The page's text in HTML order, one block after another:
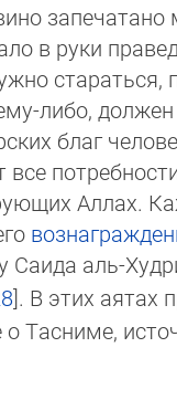
запечатано
в руки
стараться,
либо,
благ
Аллах.
Саида аль-
. В этих аятах
Тасниме,